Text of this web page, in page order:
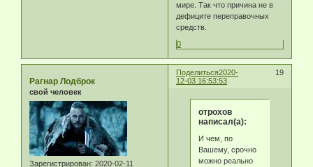
мире. Так что причина не в
дефиците переправочных
средств.
0
Поделиться 19
2020-
12-03 16:53:53
Рагнар Лодброк
свой человек
Зарегистрирован: 2020-02-11
отрохов
написал(а):
И чем, по
Вашему, срочно
можно реально